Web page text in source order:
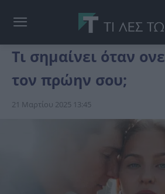
Τι σημαίνει όταν
τον πρώην σου;
21 Μαρτίου 2025 13:45